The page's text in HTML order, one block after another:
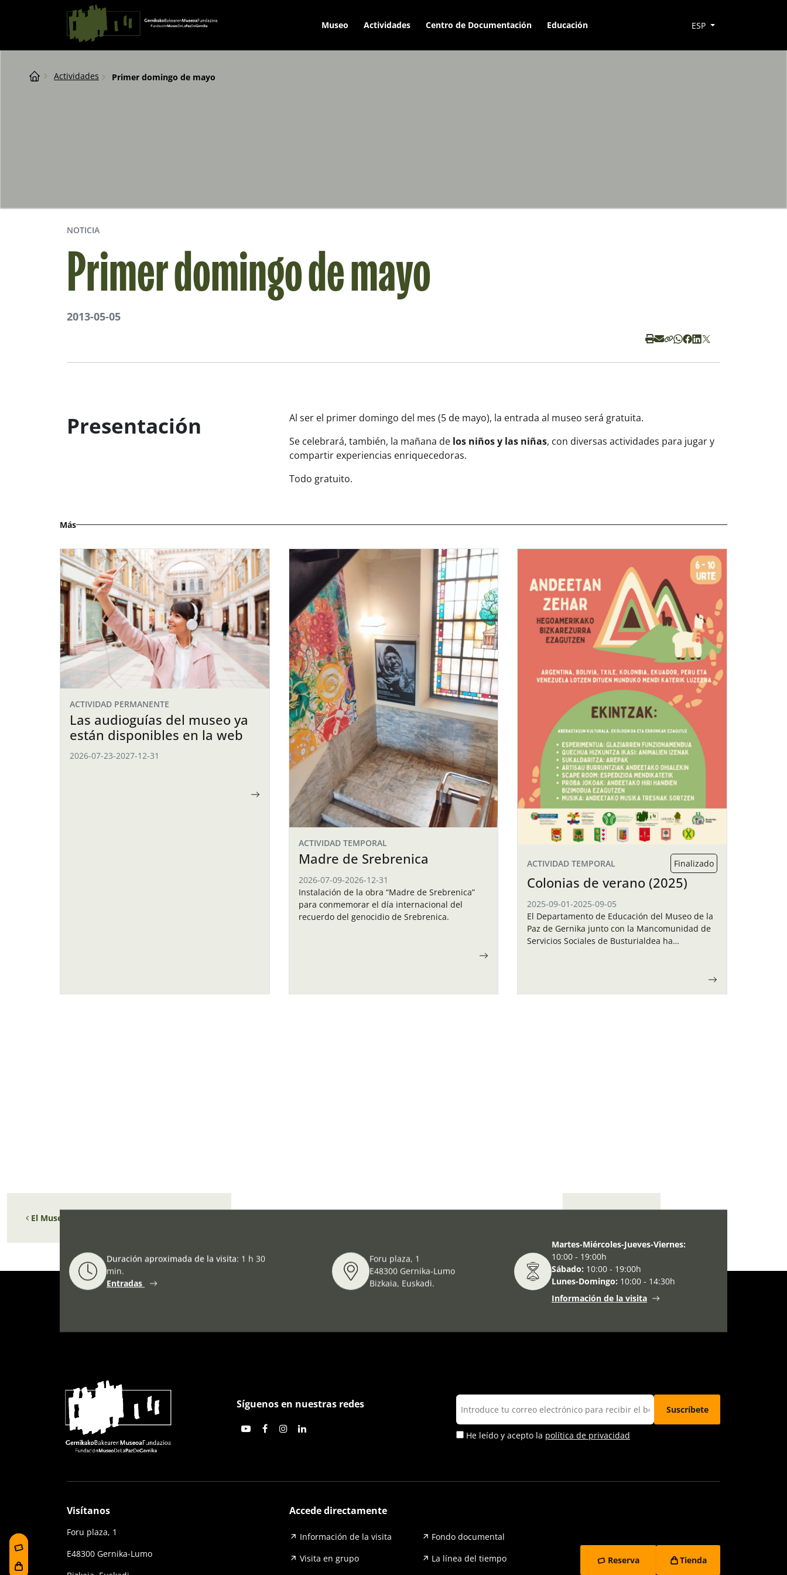
Saltar al contingut
Navegación principal
Museo Actividades Centro de Documentación Educación ESP
Breadcrumb
Actividades Primer domingo de mayo
NOTICIA
Primer domingo de mayo
2013-05-05
Presentación
Al ser el primer domingo del mes (5 de mayo), la entrada al museo será gratuita.
Se celebrará, también, la mañana de los niños y las niñas, con diversas actividades para jugar y
compartir experiencias enriquecedoras.
Todo gratuito.
Más
ACTIVIDAD PERMANENTE
Las audioguías del museo ya
están disponibles en la web
2026-07-23-2027-12-31
ACTIVIDAD TEMPORAL
Madre de Srebrenica
2026-07-09-2026-12-31
Instalación de la obra “Madre de Srebrenica”
para conmemorar el día internacional del
recuerdo del genocidio de Srebrenica.
ACTIVIDAD TEMPORAL Finalizado
Colonias de verano (2025)
2025-09-01-2025-09-05
El Departamento de Educación del Museo de la
Paz de Gernika junto con la Mancomunidad de
Servicios Sociales de Busturialdea ha
Navegación de entradas
El Museo permanecerá cerrado el 1 de mayo.
Duración aproximada de la visita: 1 h 30
min.
Entradas
Foru plaza, 1
E48300 Gernika-Lumo
Bizkaia, Euskadi.
Martes-Miércoles-Jueves-Viernes:
10:00 - 19:00h
Sábado: 10:00 - 19:00h
Lunes-Domingo: 10:00 - 14:30h
Información de la visita
Síguenos en nuestras redes
He leído y acepto la política de privacidad
Visítanos
Foru plaza, 1
E48300 Gernika-Lumo
Accede directamente
Información de la visita
Fondo documental
Visita en grupo
La línea del tiempo
Reserva Tienda